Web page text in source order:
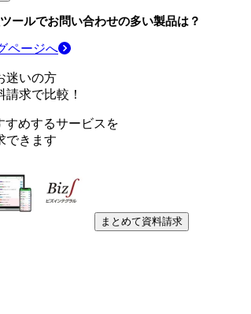
ールでお問い合わせの多い製品は？
ページへ
迷いの方
求で比較！
すめするサービスを
できます
まとめて資料請求